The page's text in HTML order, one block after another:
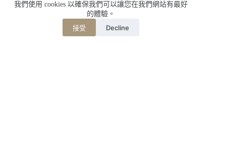
我們使用 cookies 以確保我們可以讓您在我們網站有最好
的體驗。
接受 Decline